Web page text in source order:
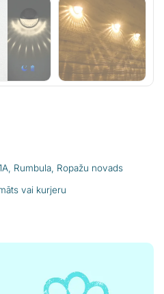
Rumbula, Ropažu novads
vai kurjeru